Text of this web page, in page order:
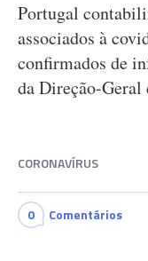
Portugal
associados à
confirmados de
da Direção-Geral
CORONAVÍRUS
0 Comentários